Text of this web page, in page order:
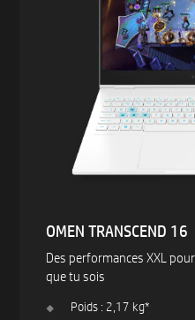
OMEN TRANSCEND 16
Des performances XXL
que tu sois
Poids : 2,17 kg*